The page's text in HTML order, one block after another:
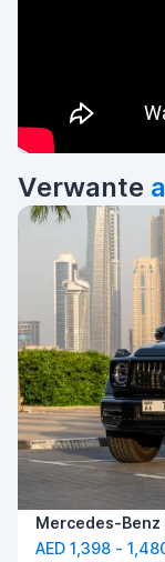
Verwante
Mercedes-Benz
AED 1,398 -